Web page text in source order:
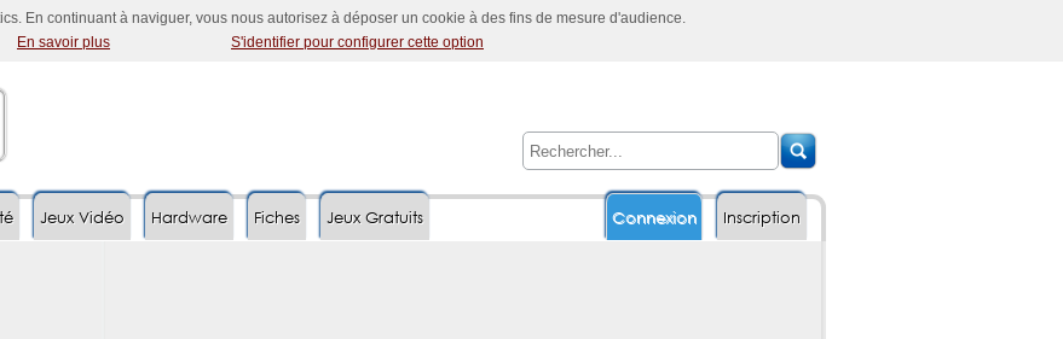
En continuant à naviguer, vous nous autorisez à déposer un cookie à des fins de mesure d'audience.
En savoir plus
S'identifier pour configurer cette option
Inscription
Jeux Vidéo Hardware Fiches Connexion
Jeux Gratuits